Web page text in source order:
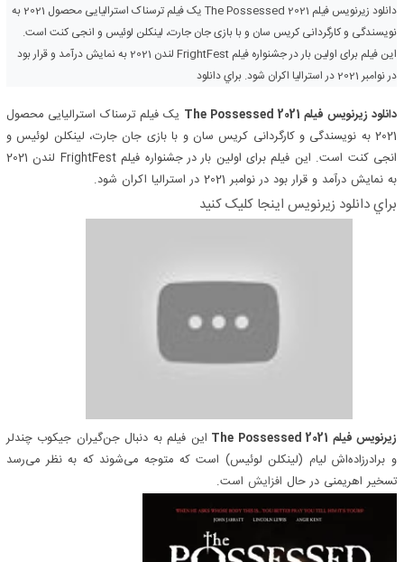
دانلود زیرنویس فیلم The Possessed 2021 یک فیلم ترسناک استرالیایی محصول 2021 به
نویسندگی و کارگردانی کریس سان و با بازی جان جارت، لینکلن لوئیس و انجی کنت است.
این فیلم برای اولین بار در جشنواره فیلم FrightFest لندن 2021 به نمایش درآمد و قرار بود
در نوامبر 2021 در استرالیا اکران شود. براي دانلود
دانلود زیرنویس فیلم The Possessed 2021
یک فیلم ترسناک استرالیایی محصول
2021 به نویسندگی و کارگردانی کریس سان و با بازی جان جارت، لینکلن لوئیس و
انجی کنت است. این فیلم برای اولین بار در جشنواره فیلم FrightFest لندن 2021
به نمایش درآمد و قرار بود در نوامبر 2021 در استرالیا اکران شود.
براي دانلود زيرنويس اينجا کليک کنيد
زیرنویس فیلم The Possessed 2021
این فیلم به دنبال جن‌گیران جیکوب چندلر
و برادرزاده‌اش لیام (لینکلن لوئیس) است که متوجه می‌شوند که به نظر می‌رسد
تسخیر اهریمنی در حال افزایش است.